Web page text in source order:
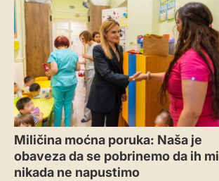
Miličina moćna poruka: Naša je
obaveza da se pobrinemo da ih mi
nikada ne napustimo